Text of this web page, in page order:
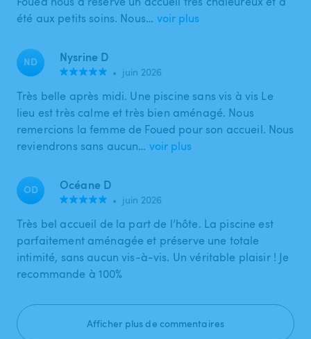
été aux petits soins. Nous… voir plus
ND Nysrine D
• juin 2026
Très belle après midi. Une piscine sans vis à vis Le
lieu est très calme et très bien aménagé. Nous
remercions la femme de Foued pour son accueil. Nous
reviendrons sans aucun… voir plus
OD Océane D
• juin 2026
Très bel accueil de la part de l’hôte. La piscine est
parfaitement aménagée et préserve une totale
intimité, sans aucun vis-à-vis. Un véritable plaisir ! Je
recommande à 100%
Afficher plus de commentaires